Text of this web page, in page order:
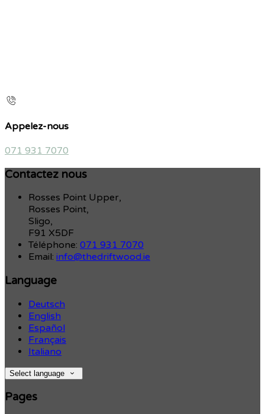
Appelez-nous
071 931 7070
Contactez nous
Rosses Point Upper,
Rosses Point,
Sligo,
F91 X5DF
Téléphone: 071 931 7070
Email: info@thedriftwood.ie
Language
Deutsch
English
Español
Français
Italiano
Select language
Pages